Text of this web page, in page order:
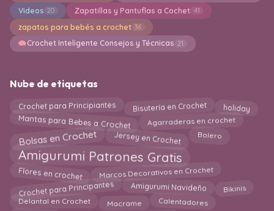
Videos 20 Zapatillas y Pantuflas a Cochet 41
zapatos para bebés a crochet 36
Crochet Inteligente Consejos y Técnicas 21
Nube de etiquetas
Crochet para Principiantes Bisutería en Crochet holiday
Mantas para Bebes a Crochet Agarraderas en crochet
Bolsas en Crochet Jersey en Crochet Bolero
Amigurumi Patrones Gratis
Flores en crochet Marcos Decorativos en Crochet
Crochet para Principantes Amigurumi Navideño Bikinis
Delantal en Crochet Macrame Calentadores